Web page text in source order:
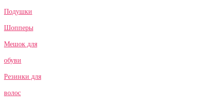
Подушки
Шопперы
Мешок для
обуви
Резинки для
волос